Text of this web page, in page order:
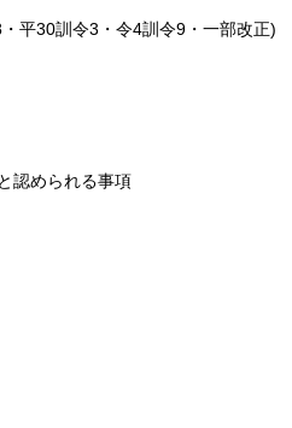
平30訓令3・令4訓令9・一部改正)
認められる事項